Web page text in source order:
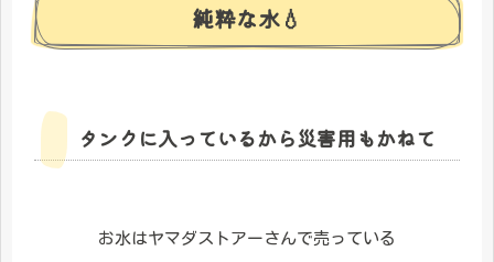
純粋な水💧
タンクに入っているから災害用もかねて
お水はヤマダストアーさんで売っている